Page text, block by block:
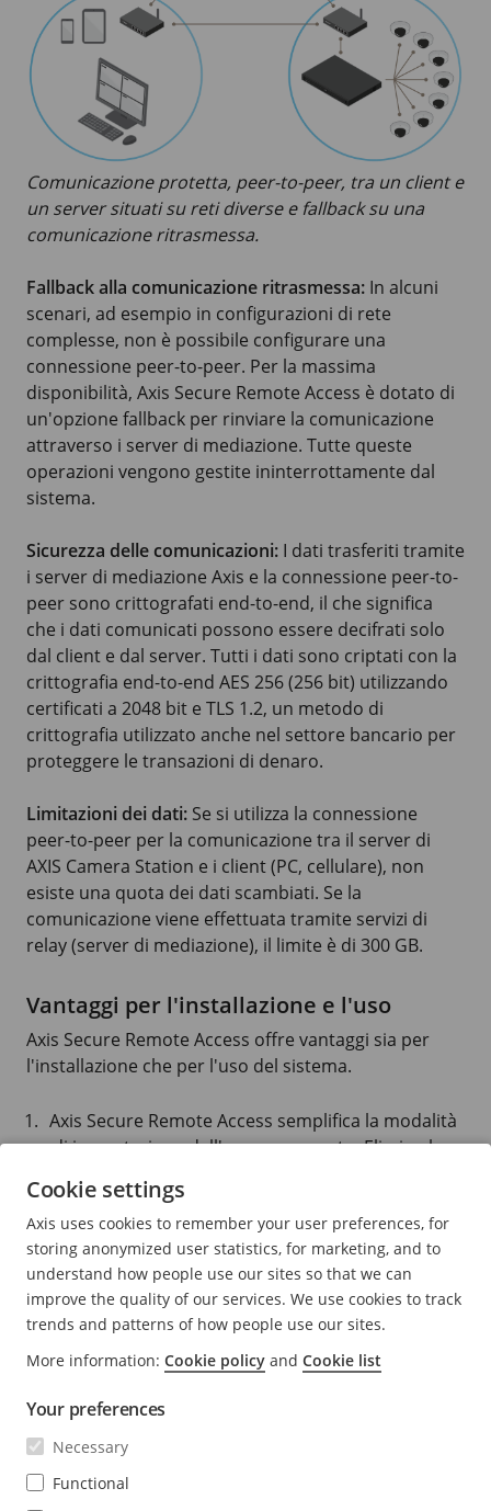
Comunicazione protetta, peer-to-peer, tra un client e
un server situati su reti diverse e fallback su una
comunicazione ritrasmessa.
Fallback alla comunicazione ritrasmessa: In alcuni
scenari, ad esempio in configurazioni di rete
complesse, non è possibile configurare una
connessione peer-to-peer. Per la massima
disponibilità, Axis Secure Remote Access è dotato di
un'opzione fallback per rinviare la comunicazione
attraverso i server di mediazione. Tutte queste
operazioni vengono gestite ininterrottamente dal
sistema.
Sicurezza delle comunicazioni: I dati trasferiti tramite
i server di mediazione Axis e la connessione peer-to-
peer sono crittografati end-to-end, il che significa
che i dati comunicati possono essere decifrati solo
dal client e dal server. Tutti i dati sono criptati con la
crittografia end-to-end AES 256 (256 bit) utilizzando
certificati a 2048 bit e TLS 1.2, un metodo di
crittografia utilizzato anche nel settore bancario per
proteggere le transazioni di denaro.
Limitazioni dei dati: Se si utilizza la connessione
peer-to-peer per la comunicazione tra il server di
AXIS Camera Station e i client (PC, cellulare), non
esiste una quota dei dati scambiati. Se la
comunicazione viene effettuata tramite servizi di
relay (server di mediazione), il limite è di 300 GB.
Vantaggi per l'installazione e l'uso
Axis Secure Remote Access offre vantaggi sia per
l'installazione che per l'uso del sistema.
Axis Secure Remote Access semplifica la modalità
di impostazione dell'accesso remoto. Elimina la
configurazione del router.
Axis Secure Access rende sicura la comunicazione
tra il client e le telecamere. Il sistema prevede più
livelli di autenticazione e tutti i dati trasferiti sono
criptati.
È possibile utilizzare Axis Secure Access sulla
codificatori Axis.
Conclusioni
Cookie settings
Axis uses cookies to remember your user preferences, for
storing anonymized user statistics, for marketing, and to
understand how people use our sites so that we can
improve the quality of our services. We use cookies to track
trends and patterns of how people use our sites.
More information: Cookie policy and Cookie list
Your preferences
Necessary
Functional